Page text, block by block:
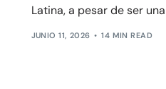
Latina, a pesar de ser
JUNIO 11, 2026 14 MIN READ